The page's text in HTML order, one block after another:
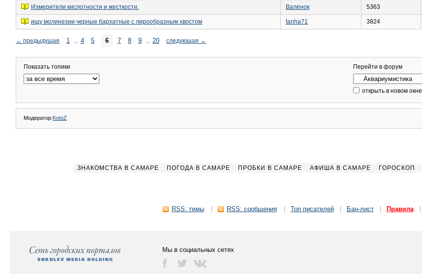
Измерители кислотности и жесткости. Валенок 5363
ищу молинезии черные бархатные с лирообразным хвостом tanha71 3824
← предыдущая 1 .. 4 5 6 7 8 9 .. 20 следующая →
Показать топики Перейти в форум
открыть в новом окне
Модератор:KotoZ
ЗНАКОМСТВА В САМАРЕ ПОГОДА В САМАРЕ ПРОБКИ В САМАРЕ АФИША В САМАРЕ ГОРОСКОП
RSS: темы RSS: сообщения Топ писателей Бан-лист Правила
Мы в социальных сетях